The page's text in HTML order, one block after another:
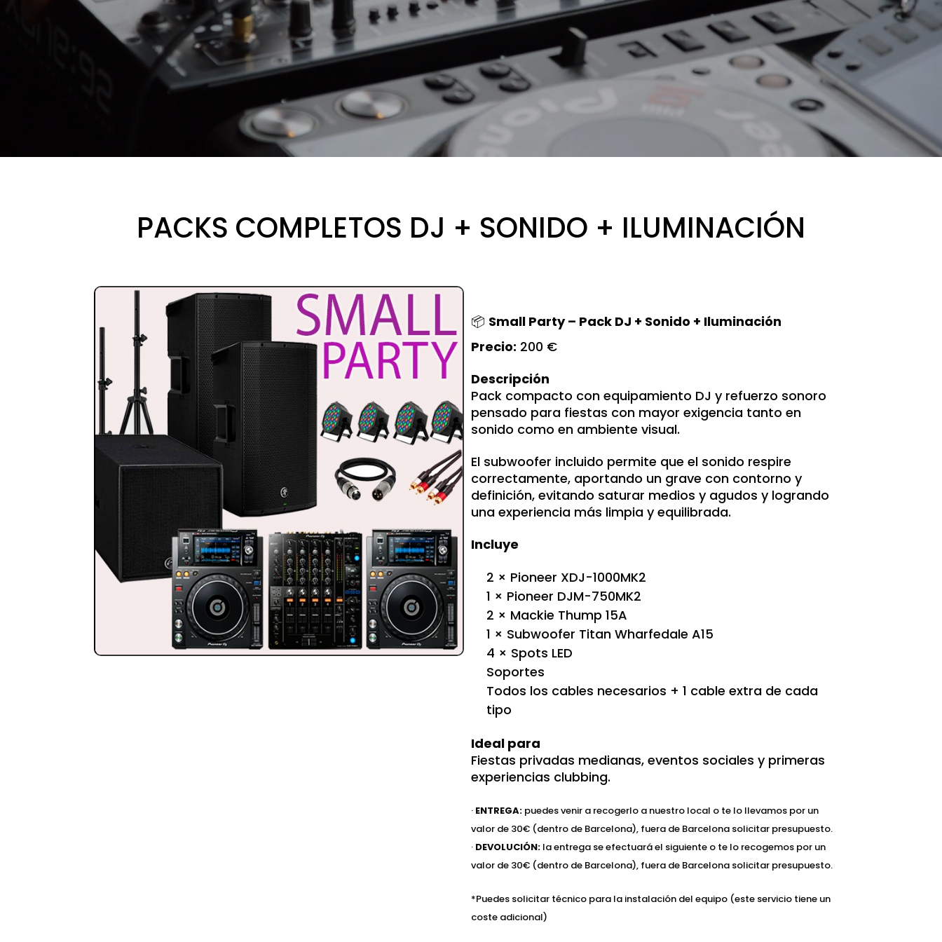
PACKS COMPLETOS DJ + SONIDO + ILUMINACIÓN
📦 Small Party – Pack DJ + Sonido + Iluminación
Precio: 200 €
Descripción
Pack compacto con equipamiento DJ y refuerzo sonoro
pensado para fiestas con mayor exigencia tanto en
sonido como en ambiente visual.
El subwoofer incluido permite que el sonido respire
correctamente, aportando un grave con contorno y
definición, evitando saturar medios y agudos y logrando
una experiencia más limpia y equilibrada.
Incluye
2 × Pioneer XDJ-1000MK2
1 × Pioneer DJM-750MK2
2 × Mackie Thump 15A
1 × Subwoofer Titan Wharfedale A15
4 × Spots LED
Soportes
Todos los cables necesarios + 1 cable extra de cada
tipo
Ideal para
Fiestas privadas medianas, eventos sociales y primeras
experiencias clubbing.
· ENTREGA: puedes venir a recogerlo a nuestro local o te lo llevamos por un
valor de 30€ (dentro de Barcelona), fuera de Barcelona solicitar presupuesto.
· DEVOLUCIÓN: la entrega se efectuará el siguiente o te lo recogemos por un
valor de 30€ (dentro de Barcelona), fuera de Barcelona solicitar presupuesto.
*Puedes solicitar técnico para la instalación del equipo (este servicio tiene un
coste adicional)